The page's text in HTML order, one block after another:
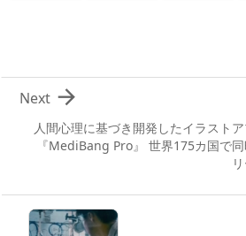
人間心理に基づき開発したイラストア
『MediBang Pro』 世界175カ国で同

Next